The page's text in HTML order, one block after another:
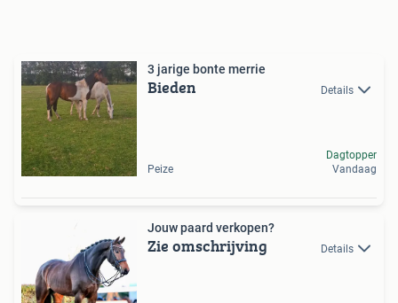
3 jarige bonte merrie
Bieden Details
Peize
Dagtopper
Vandaag
Jouw paard verkopen?
Zie omschrijving Details